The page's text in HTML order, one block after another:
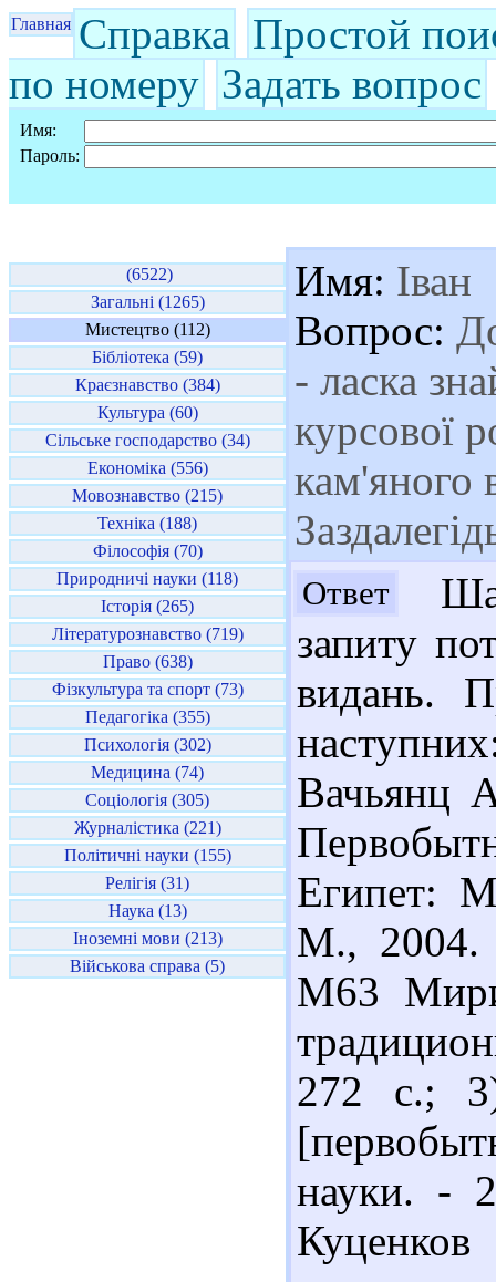
Главная Справка Простой
по номеру Задать вопрос
Имя:
Пароль:
(6522)
Загальні (1265)
Мистецтво (112)
Бібліотека (59)
Краєзнавство (384)
Культура (60)
Сільське господарство (34)
Економіка (556)
Мовознавство (215)
Техніка (188)
Філософія (70)
Природничі науки (118)
Історія (265)
Літературознавство (719)
Право (638)
Фізкультура та спорт (73)
Педагогіка (355)
Психологія (302)
Медицина (74)
Соціологія (305)
Журналістика (221)
Політичні науки (155)
Релігія (31)
Наука (13)
Іноземні мови (213)
Військова справа (5)
Имя: Іван
Вопрос:
- ласка
курсової
кам'яного
Ответ
запиту
видань.
Вачьянц
Египет:
М., 2004.
М63
272 с.;
науки. -